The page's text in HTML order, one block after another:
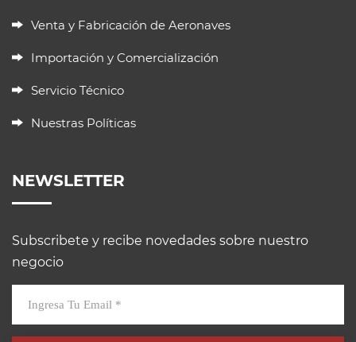
Venta y Fabricación de Aeronaves
Importación y Comercialización
Servicio Técnico
Nuestras Políticas
NEWSLETTER
Subscribete y recibe novedades sobre nuestro
negocio